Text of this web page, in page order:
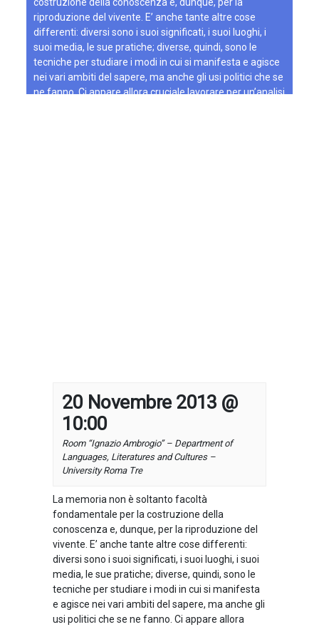
riproduzione del vivente. E’ anche tante altre cose
differenti: diversi sono i suoi significati, i suoi luoghi, i
suoi media, le sue pratiche; diverse, quindi, sono le
tecniche per studiare i modi in cui si manifesta e agisce
nei vari ambiti del sapere, ma anche gli usi politici che se
ne fanno. Ci appare allora cruciale lavorare per un’analisi
20 Novembre 2013 @
10:00
Room “Ignazio Ambrogio” – Department of
Languages, Literatures and Cultures –
University Roma Tre
La memoria non è soltanto facoltà
fondamentale per la costruzione della
conoscenza e, dunque, per la riproduzione del
vivente. E’ anche tante altre cose differenti:
diversi sono i suoi significati, i suoi luoghi, i suoi
media, le sue pratiche; diverse, quindi, sono le
tecniche per studiare i modi in cui si manifesta
e agisce nei vari ambiti del sapere, ma anche gli
usi politici che se ne fanno. Ci appare allora